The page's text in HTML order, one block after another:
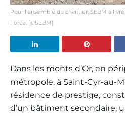
Pour l’ensemble du chantier, SEBM a
Force. [©SEBM]
Dans les monts d’Or, en
métropole, à Saint-Cyr-au-
résidence de prestige,
d’un bâtiment secondaire,